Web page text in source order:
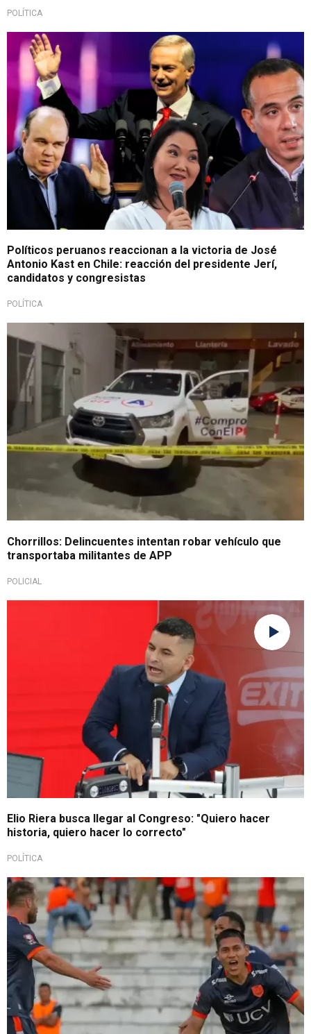
POLÍTICA
Respaldo político
Políticos peruanos reaccionan a la victoria de José
Antonio Kast en Chile: reacción del presidente Jerí,
candidatos y congresistas
POLÍTICA
La inseguridad hace de las suyas
Chorrillos: Delincuentes intentan robar vehículo que
transportaba militantes de APP
POLICIAL
Elio Riera busca llegar al Congreso: "Quiero hacer
historia, quiero hacer lo correcto"
POLÍTICA
Rumbo a la Liga 1